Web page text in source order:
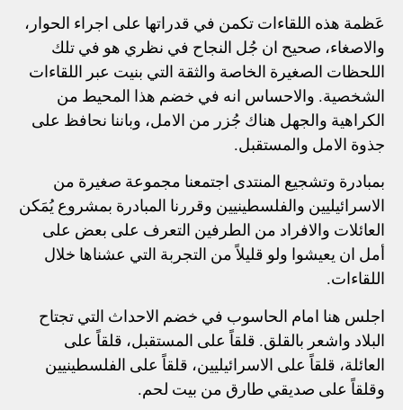
عَظمة هذه اللقاءات تكمن في قدراتها على اجراء الحوار،
والاصغاء، صحيح ان جُل النجاح في نظري هو في تلك
اللحظات الصغيرة الخاصة والثقة التي بنيت عبر اللقاءات
الشخصية. والاحساس انه في خضم هذا المحيط من
الكراهية والجهل هناك جُزر من الامل، وباننا نحافظ على
جذوة الامل والمستقبل.
بمبادرة وتشجيع المنتدى اجتمعنا مجموعة صغيرة من
الاسرائيليين والفلسطينيين وقررنا المبادرة بمشروع يُمَكن
العائلات والافراد من الطرفين التعرف على بعض على
أمل ان يعيشوا ولو قليلاً من التجربة التي عشناها خلال
اللقاءات.
اجلس هنا امام الحاسوب في خضم الاحداث التي تجتاح
البلاد واشعر بالقلق. قلقاً على المستقبل، قلقاً على
العائلة، قلقاً على الاسرائيليين، قلقاً على الفلسطينيين
وقلقاً على صديقي طارق من بيت لحم.